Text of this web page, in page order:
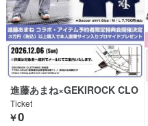
進藤あまね×GEKIROCK CLO
THING
Ticket
￥0